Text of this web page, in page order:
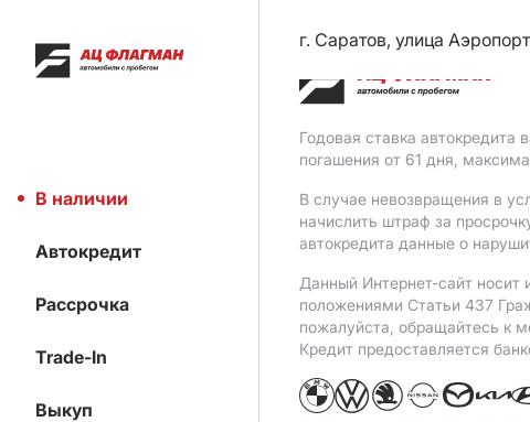
В наличии
Автокредит
Рассрочка
Trade-In
Выкуп
г. Саратов, улица
Годовая ставка автокредита
погашения от 61 дня,
В случае невозвращения в
начислить штраф за
автокредита данные о
Данный Интернет-сайт носит
положениями Статьи 437
пожалуйста, обращайтесь к
Кредит предоставляется